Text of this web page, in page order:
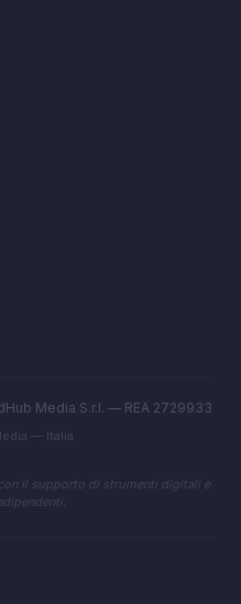
Media S.r.l. — REA 2729933
— Italia
il supporto di strumenti digitali e